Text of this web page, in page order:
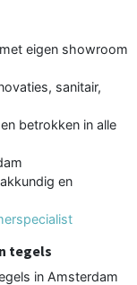
eigen showroom
sanitair,
betrokken in alle
en
tegels
in Amsterdam